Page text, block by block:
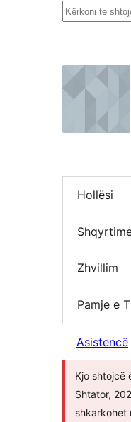
Kërkoni
Hollësi
Zhvillim
Pamje e
Asistencë
Kjo shtojcë
Shtator,
shkarkohet